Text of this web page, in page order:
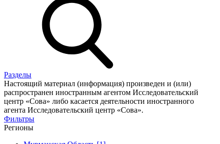
Разделы
Настоящий материал (информация) произведен и (или)
распространен иностранным агентом Исследовательский
центр «Сова» либо касается деятельности иностранного
агента Исследовательский центр «Сова».
Фильтры
Регионы